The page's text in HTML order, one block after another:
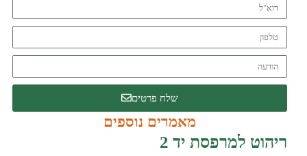
שלח פרטים
מאמרים נוספים
ריהוט למרפסת יד 2